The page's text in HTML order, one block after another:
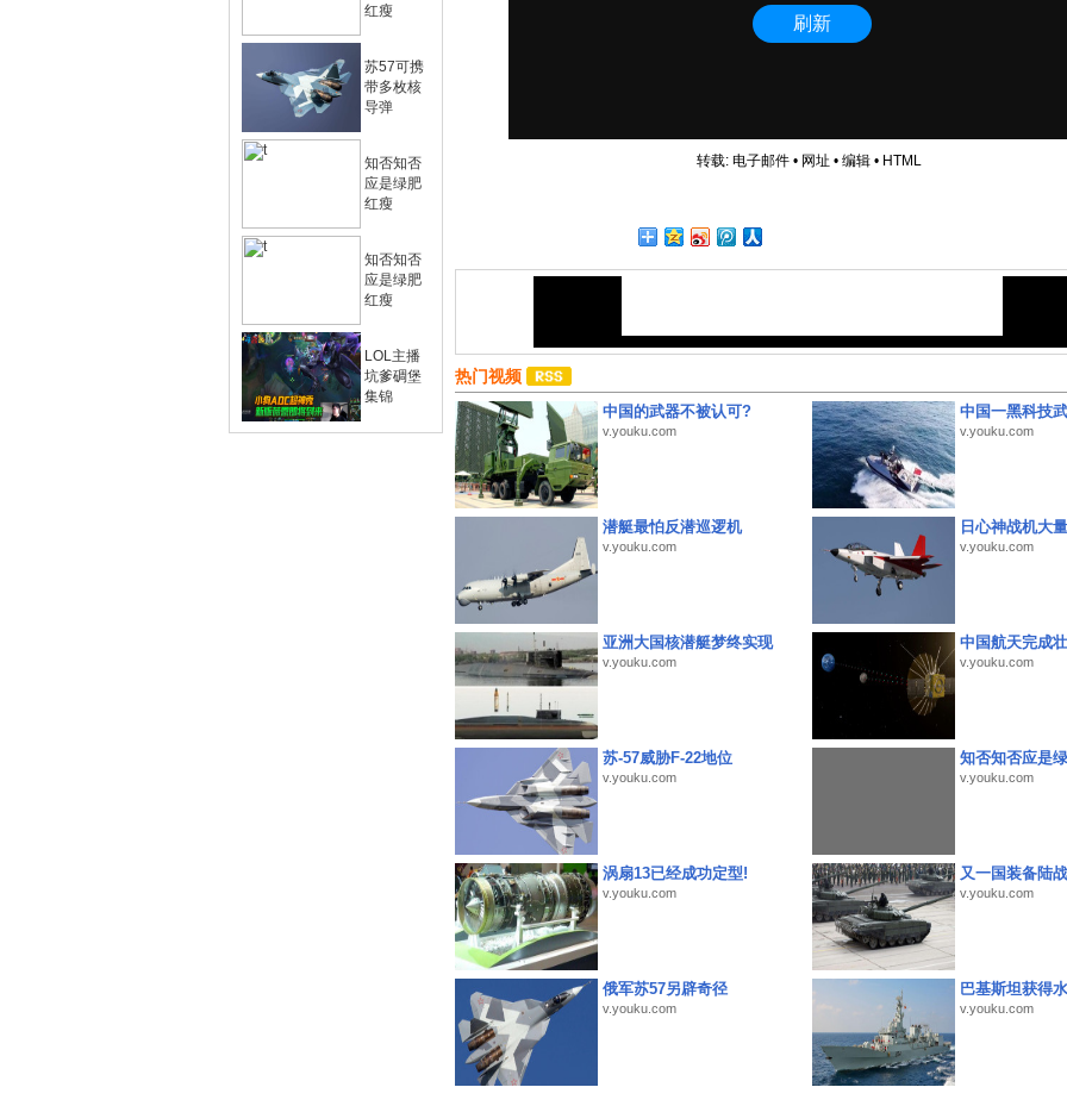
红瘦
苏57可携
带多枚核
导弹
知否知否
应是绿肥
红瘦
知否知否
应是绿肥
红瘦
LOL主播
坑爹碉堡
集锦
转载: 电子邮件• 网址 • 编辑• HTML
热门视频
中国的武器不被认可?
v.youku.com
中国一黑科技
v.youku.com
潜艇最怕反潜巡逻机
v.youku.com
日心神战机大
v.youku.com
亚洲大国核潜艇梦终实现
v.youku.com
中国航天完成
v.youku.com
苏-57威胁F-22地位
v.youku.com
知否知否应是
v.youku.com
涡扇13已经成功定型!
v.youku.com
又一国装备陆
v.youku.com
俄军苏57另辟奇径
v.youku.com
巴基斯坦获得
v.youku.com